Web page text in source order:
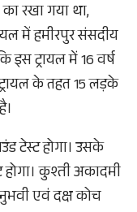
रखा गया था,
में हमीरपुर संसदीय
इस ट्रायल में 16 वर्ष
के तहत 15 लड़के
टेस्ट होगा। उसके
कुश्ती अकादमी
एवं दक्ष कोच